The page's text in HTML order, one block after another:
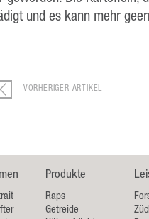
und es kann mehr
VORHERIGER ARTIKEL
Produkte
Raps
Getreide